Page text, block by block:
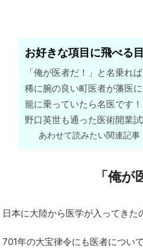
お好きな項目に飛べる
「俺が医者だ！」と名乗れ
稀に腕の良い町医者が藩医
籠に乗っていたら名医です！
野口英世も通った医術開業
あわせて読みたい関連記事
「俺
日本に大陸から医学が入ってきた
701年の大宝律令にも医者につい